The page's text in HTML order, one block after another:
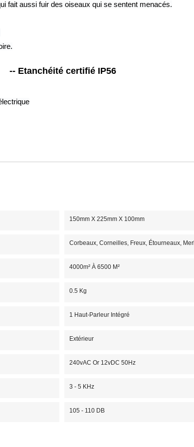
fait aussi fuir des oiseaux qui se sentent menacés.
-- Etanchéité certifié IP56
150mm X 225mm X 100mm
Corbeaux, Corneilles, Freux, Étourneaux,
4000m² À 6500 M²
0.5 Kg
1 Haut-Parleur Intégré
Extérieur
240vAC Or 12vDC 50Hz
3 - 5 KHz
105 - 110 DB